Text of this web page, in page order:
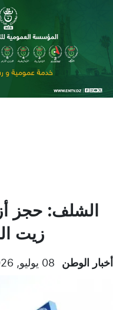
زيت
أخبار الوطن 08 يوليو, 2026